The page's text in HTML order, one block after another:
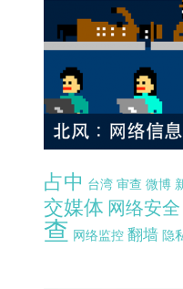
占中 台湾 审查 微博
交媒体 网络安全
查 网络监控 翻墙 隐